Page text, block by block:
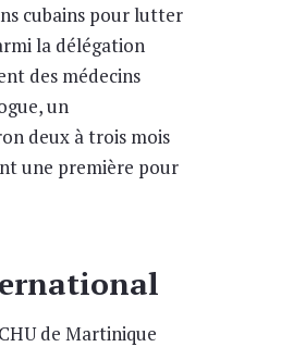
cubains pour lutter
la délégation
des médecins
un
deux à trois mois
une première pour
de Martinique